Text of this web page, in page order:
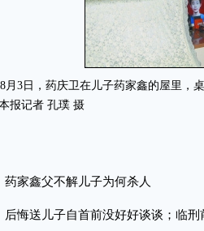
日，药庆卫在儿子药家鑫的屋里，桌
报记者 孔璞 摄
药家鑫父不解儿子为何杀人
送儿子自首前没好好谈谈；临刑